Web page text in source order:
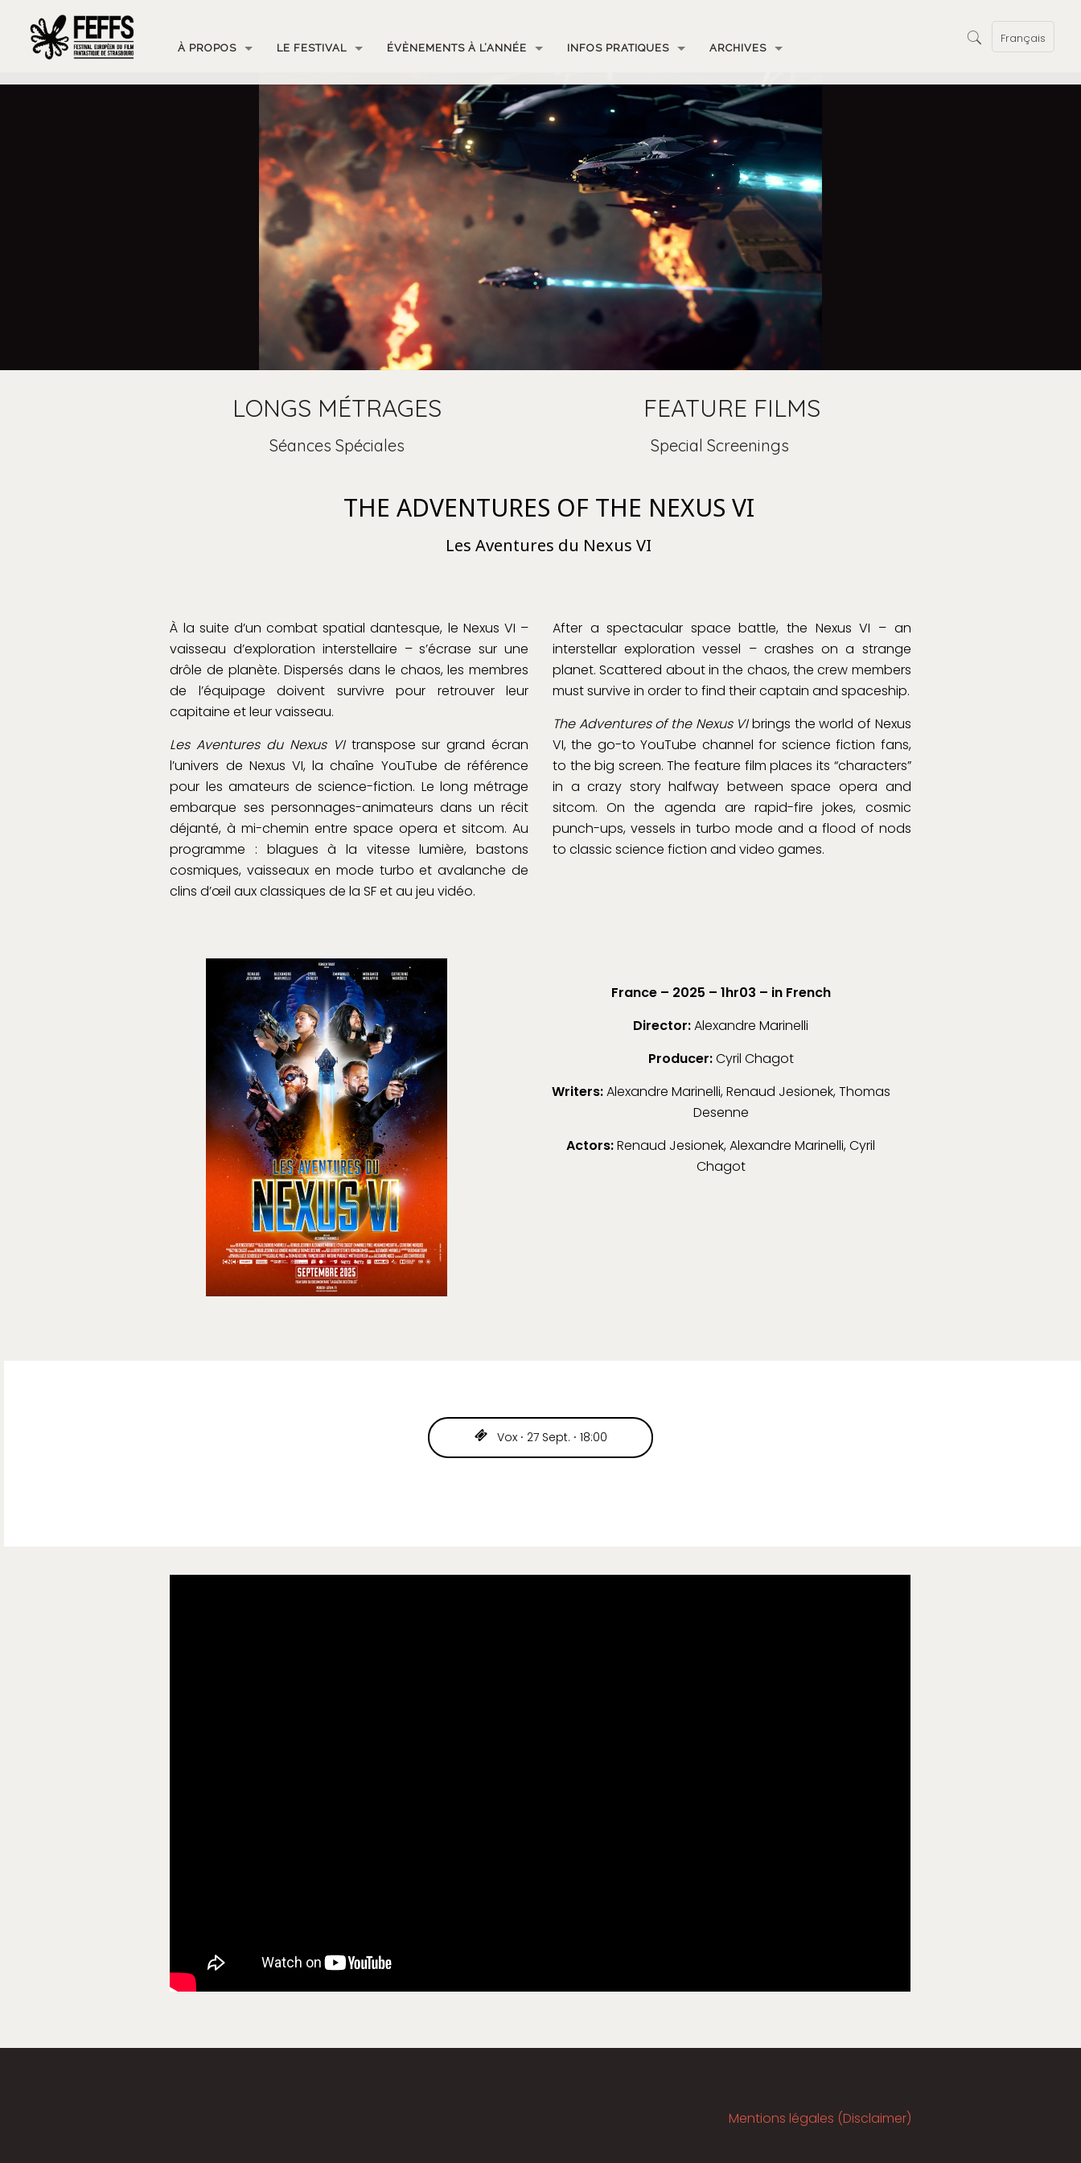
À PROPOS LE FESTIVAL ÉVÈNEMENTS À L’ANNÉE INFOS PRATIQUES ARCHIVES
Français
LONGS MÉTRAGES
Séances Spéciales
FEATURE FILMS
Special Screenings
THE ADVENTURES OF THE NEXUS VI
Les Aventures du Nexus VI
À la suite d’un combat spatial dantesque, le Nexus VI –
vaisseau d’exploration interstellaire – s’écrase sur une
drôle de planète. Dispersés dans le chaos, les membres
de l’équipage doivent survivre pour retrouver leur
capitaine et leur vaisseau.
Les Aventures du Nexus VItranspose sur grand écran
l’univers de Nexus VI, la chaîne YouTube de référence
pour les amateurs de science-fiction. Le long métrage
embarque ses personnages-animateurs dans un récit
déjanté, à mi-chemin entre space opera et sitcom. Au
programme : blagues à la vitesse lumière, bastons
cosmiques, vaisseaux en mode turbo et avalanche de
clins d’œil aux classiques de la SF et au jeu vidéo.
After a spectacular space battle, the Nexus VI – an
interstellar exploration vessel – crashes on a strange
planet. Scattered about in the chaos, the crew members
must survive in order to find their captain and spaceship.
The Adventures of the Nexus VIbrings the world of Nexus
VI, the go-to YouTube channel for science fiction fans,
to the big screen. The feature film places its “characters”
in a crazy story halfway between space opera and
sitcom. On the agenda are rapid-fire jokes, cosmic
punch-ups, vessels in turbo mode and a flood of nods
to classic science fiction and video games.
France – 2025 – 1hr03 – in French
Director:Alexandre Marinelli
Producer:Cyril Chagot
Writers:Alexandre Marinelli, Renaud Jesionek, Thomas
Desenne
Actors:Renaud Jesionek, Alexandre Marinelli, Cyril
Chagot
Vox ⸱ 27 Sept. ⸱ 18:00
Mentions légales (Disclaimer)